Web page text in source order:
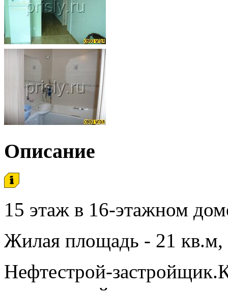
Описание
15 этаж в 16-этажном
Жилая площадь - 21
Нефтестрой-